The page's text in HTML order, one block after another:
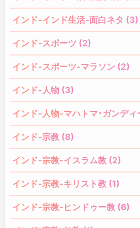
インド-インド生活-面白ネタ (3)
インド-スポーツ (2)
インド-スポーツ-マラソン (2)
インド-人物 (3)
インド-人物-マハトマ･ガンディ
インド-宗教 (8)
インド-宗教-イスラム教 (2)
インド-宗教-キリスト教 (1)
インド-宗教-ヒンドゥー教 (6)